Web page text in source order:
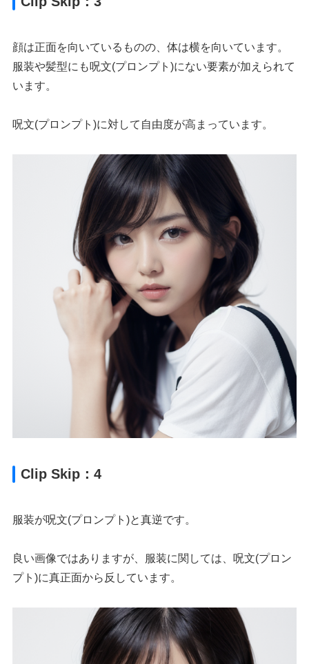
顔は正面を向いているものの、体は横を向いています。
服装や髪型にも呪文(プロンプト)にない要素が加えられて
います。
呪文(プロンプト)に対して自由度が高まっています。
Clip Skip：4
服装が呪文(プロンプト)と真逆です。
良い画像ではありますが、服装に関しては、呪文(プロン
プト)に真正面から反しています。